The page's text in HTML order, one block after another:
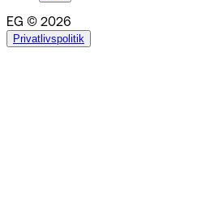
EG © 2026
Privatlivspolitik